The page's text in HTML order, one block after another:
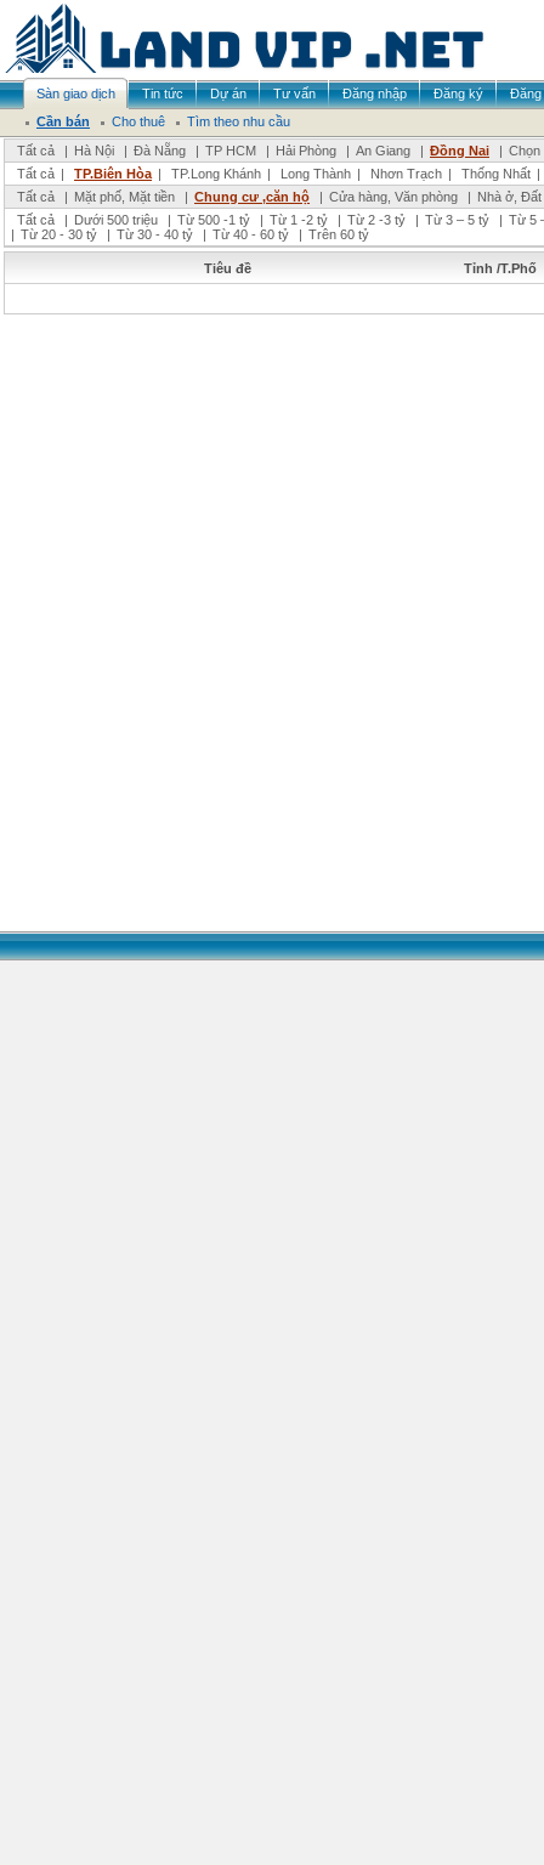
Sàn giao dịch Tin tức Dự án Tư vấn Đăng nhập Đăng ký
Đăng
Cần bán
Cho thuê
Tìm theo nhu cầu
Tất cả
| Hà Nội | Đà Nẵng | TP HCM | Hải Phòng | An Giang | Đồng Nai | Chọn
Tất cả | TP.Biên Hòa | TP.Long Khánh | Long Thành | Nhơn Trạch | Thống Nhất |
Tất cả
| Mặt phố, Mặt tiền | Chung cư ,căn hộ | Cửa hàng, Văn phòng | Nhà ở,
Tất cả
| Dưới 500 triệu | Từ 500 -1 tỷ | Từ 1 -2 tỷ | Từ 2 -3 tỷ | Từ 3 – 5 tỷ | Từ 5
| Từ 20 - 30 tỷ | Từ 30 - 40 tỷ | Từ 40 - 60 tỷ | Trên 60 tỷ
Tiêu đề Tỉnh /T.Phố